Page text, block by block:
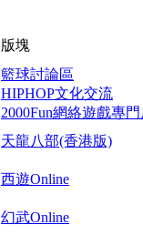
版塊
籃球討論區
HIPHOP文化交流
2000Fun網絡遊戲專
天龍八部(香港版)
西遊Online
幻武Online